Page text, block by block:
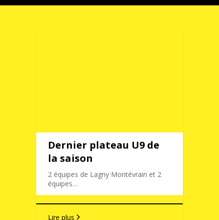
Dernier plateau U9 de
la saison
2 équipes de Lagny Montévrain et 2
équipes…
Lire plus